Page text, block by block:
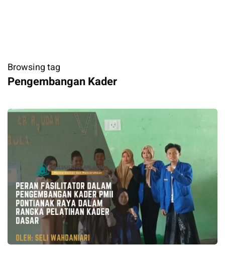
Browsing tag
Pengembangan Kader